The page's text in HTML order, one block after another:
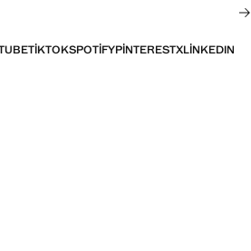
TIKTOKSPOTIFYPINTERESTXLINKEDIN